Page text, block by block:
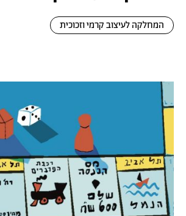
המחלקה לעיצוב קרמי וזכוכית